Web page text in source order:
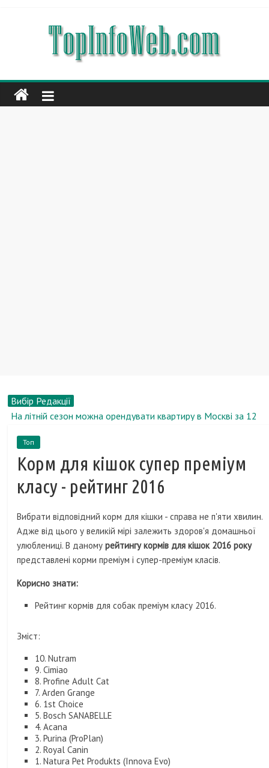
Вибір Редакції
На літній сезон можна орендувати квартиру в Москві за 12
Телефон Верту - практично найдорожчий телефон в світі.
Дізнайся, скільки коштує хоча б одна оригінальна зарядка
Розробники повідомили дату початку продажів Star Wars
Компанія Air France забезпечить багаж своїх пасажирів
GPS-датчиками
Джоді Комер, біографія, новини, фото
Топ
Корм ​​для кішок супер преміум
класу - рейтинг 2016
Вибрати відповідний корм для кішки - справа не п'яти хвилин.
Адже від цього у великій мірі залежить здоров'я домашньої
улюблениці. В даномурейтингу кормів для кішок 2016 року
представлені корми преміум і супер-преміум класів.
Корисно знати:
Рейтинг кормів для собак преміум класу 2016.
Зміст:
10. Nutram
9. Cimiao
8. Profine Adult Cat
7. Arden Grange
6. 1st Choice
5. Bosch SANABELLE
4. Acana
3. Purina (ProPlan)
2. Royal Canin
1. Natura Pet Produkts (Innova Evo)